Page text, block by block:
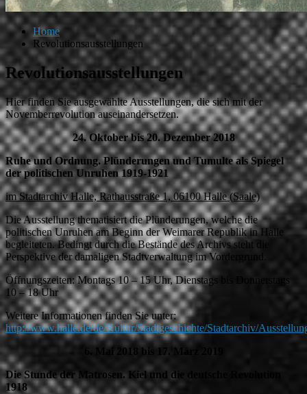
Home
Revolutionsausstellungen
Revolutionsausstellungen
Hier finden Sie ausgewählte Ausstellungen, die sich mit der
Novemberrevolution auseinandersetzen.
24. Oktober bis 20. Dezember 2018
Ruhe und Ordnung. Plünderungen und Tumulte als Spiegel
der politischen Unruhen 1919-1921
im Stadtarchiv Halle, Rathausstraße 1, 06100 Halle (Saale)
Die Ausstellung thematisiert die Plünderungen, welche die
politischen Unruhen am Beginn der Weimarer Republik in Halle
begleiteten. Bedingt durch die Bestände des Archivs steht die
Perspektive der damaligen Stadtverwaltung im Vordergrund.
Öffnungszeiten: Montags 10 – 15 Uhr, Dienstags bis Donnerstags
10 – 18 Uhr
Weitere Informationen finden Sie unter:
http://www.halle.de/de/Kultur/Stadtgeschichte/Stadtarchiv/
6. Mai 2018 bis 17. März 2019
Die Stunde der Matrosen. Kiel und die deutsche Revolution
1918